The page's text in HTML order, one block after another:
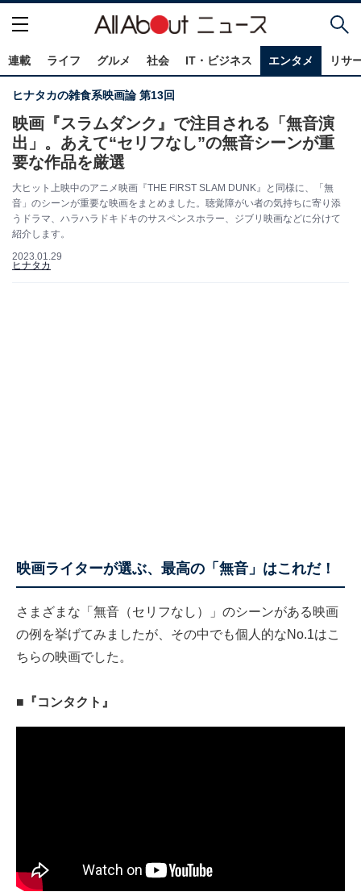
連載 ライフ グルメ 社会 IT・ビジネス エンタメ リサ
ヒナタカの雑食系映画論 第13回
映画『スラムダンク』で注目される「無音演
出」。あえて“セリフなし”の無音シーンが重
要な作品を厳選
大ヒット上映中のアニメ映画『THE FIRST SLAM DUNK』と同様に、「無
音」のシーンが重要な映画をまとめました。聴覚障がい者の気持ちに寄り添
うドラマ、ハラハラドキドキのサスペンスホラー、ジブリ映画などに分けて
紹介します。
2023.01.29
ヒナタカ
映画ライターが選ぶ、最高の「無音」はこれだ！
さまざまな「無音（セリフなし）」のシーンがある映画
の例を挙げてみましたが、その中でも個人的なNo.1はこ
ちらの映画でした。
■『コンタクト』